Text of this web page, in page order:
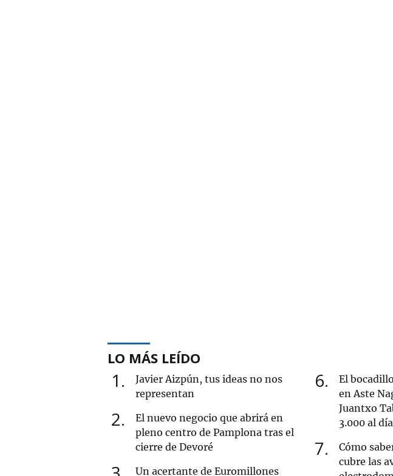
LO MÁS LEÍDO
1
Javier Aizpún, tus ideas no nos
representan
2
El nuevo negocio que abrirá en
pleno centro de Pamplona tras el
cierre de Devoré
Un acertante de Euromillones
6
El
en Aste
Juantxo
3.000 al día
7
Cómo
cubre las